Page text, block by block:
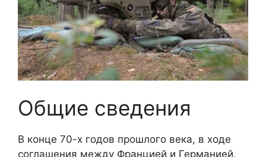
Общие сведения
В конце 70-х годов прошлого века, в ходе
соглашения между Францией и Германией,